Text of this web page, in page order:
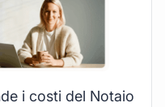
i costi del Notaio